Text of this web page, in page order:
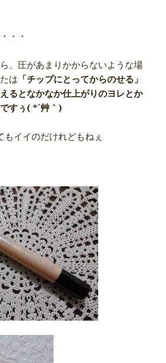
・・
、圧があまりかからないような場
は 「チップにとってからのせる」
るとなかなか仕上がりのヨレとか
すぅ( *´艸｀)
イイのだけれどもねぇ